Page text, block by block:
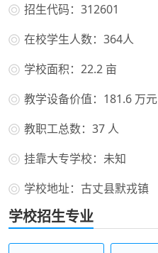
招生代码：312601
在校学生人数：364人
学校面积：22.2 亩
教学设备价值：181.6 万元
教职工总数：37 人
挂靠大专学校：未知
学校地址：古丈县默戎镇
学校招生专业